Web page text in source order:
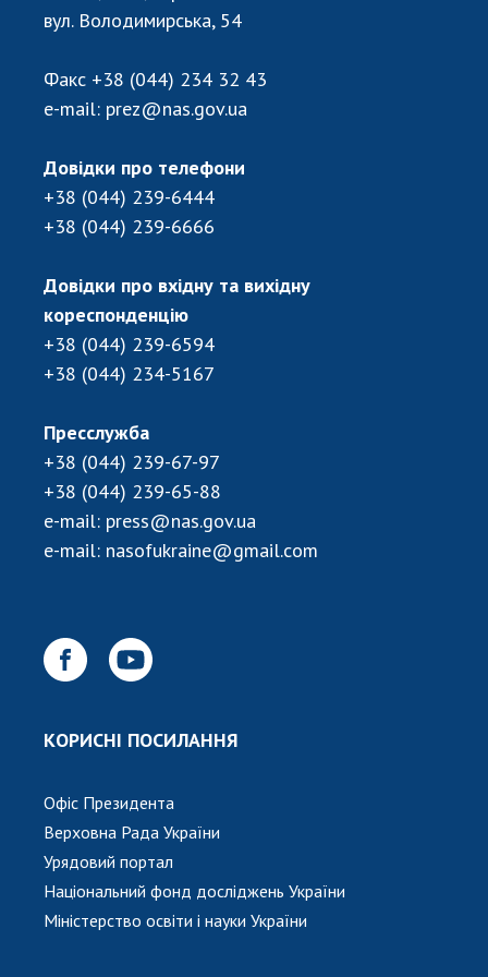
Відкрита наука в НАН України
Підготовка наукових кадрів
Робота з молоддю
Членство в міжнародних організаціях
Міжнародні угоди
ДОКУМЕНТИ
Нормативні акти НАН України
Державний бюджет НАН України
Бланки документів
НОВИНИ
ЗАСІДАННЯ ПРЕЗИДІЇ НАН УКРАЇНИ
АКАДЕМІЯ КОМЕНТУЄ
КАБІНЕТ
вул. Володимирська, 54
Факс +38 (044) 234 32 43
e-mail: prez@nas.gov.ua
Довідки про телефони
+38 (044) 239-6444
+38 (044) 239-6666
Довідки про вхідну та вихідну
кореспонденцію
+38 (044) 239-6594
+38 (044) 234-5167
Пресслужба
+38 (044) 239-67-97
+38 (044) 239-65-88
e-mail: press@nas.gov.ua
e-mail: nasofukraine@gmail.com
КОРИСНІ ПОСИЛАННЯ
Офіс Президента
Верховна Рада України
Урядовий портал
Національний фонд досліджень України
Міністерство освіти і науки України